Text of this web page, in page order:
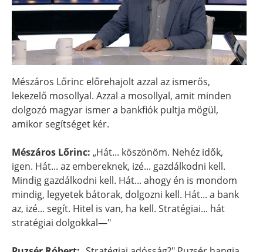
Mészáros Lőrinc előrehajolt azzal az ismerős,
lekezelő mosollyal. Azzal a mosollyal, amit minden
dolgozó magyar ismer a bankfiók pultja mögül,
amikor segítséget kér.
Mészáros Lőrinc: „Hát... köszönöm. Nehéz idők,
igen. Hát... az embereknek, izé... gazdálkodni kell.
Mindig gazdálkodni kell. Hát... ahogy én is mondom
mindig, legyetek bátorak, dolgozni kell. Hát... a bank
az, izé... segít. Hitel is van, ha kell. Stratégiai... hát
stratégiai dolgokkal—"